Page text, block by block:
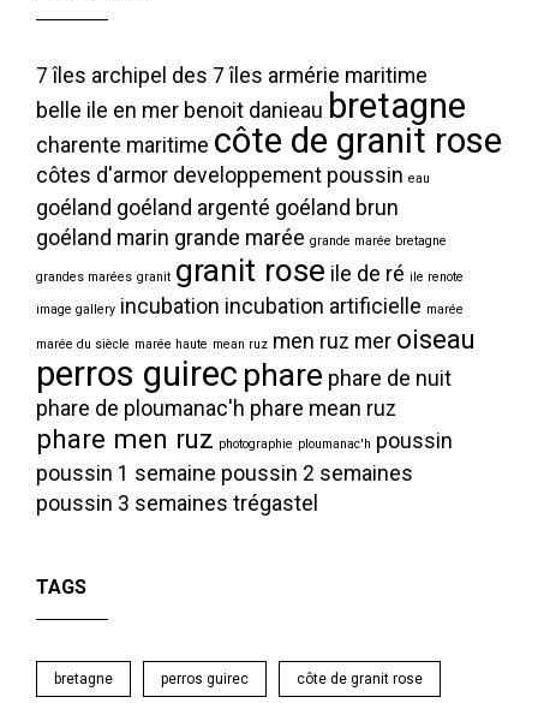
7 îles archipel des 7 îles armérie maritime
belle ile en mer benoit danieau bretagne
charente maritime côte de granit rose
côtes d'armor developpement poussin eau
goéland goéland argenté goéland brun
goéland marin grande marée grande marée bretagne
grandes marées granit granit rose ile de ré ile renote
image gallery incubation incubation artificielle marée
marée du siècle marée haute mean ruz men ruz mer oiseau
perros guirec phare phare de nuit
phare de ploumanac'h phare mean ruz
phare men ruz photographie ploumanac'h poussin
poussin 1 semaine poussin 2 semaines
poussin 3 semaines trégastel
TAGS
bretagne perros guirec côte de granit rose